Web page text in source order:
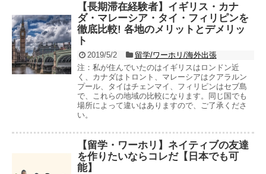
【長期滞在経験者】イギリス・カナ
ダ・マレーシア・タイ・フィリピンを
徹底比較! 各地のメリットとデメリッ
ト
2019/5/2
留学/ワーホリ/海外出張
注：私が住んでいたのはイギリスはロンドン近
く、カナダはトロント、マレーシアはクアラルン
プール、タイはチェンマイ、フィリピンはセブ島
で、これらの地域の比較になります。同じ国でも
場所によって違いはありますので、ご了承くださ
い。
【留学・ワーホリ】ネイティブの友達
を作りたいならコレだ【日本でも可
能】